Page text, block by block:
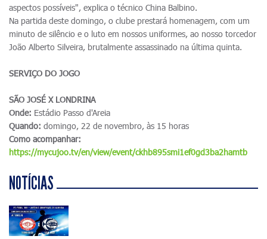
aspectos possíveis", explica o técnico China Balbino.
Na partida deste domingo, o clube prestará homenagem, com um
minuto de silêncio e o luto em nossos uniformes, ao nosso torcedor
João Alberto Silveira, brutalmente assassinado na última quinta.
SERVIÇO DO JOGO
SÃO JOSÉ X LONDRINA
Onde: Estádio Passo d'Areia
Quando: domingo, 22 de novembro, às 15 horas
Como acompanhar:
https://mycujoo.tv/en/view/event/ckhb895smi1ef0gd3ba2hamtb
NOTÍCIAS